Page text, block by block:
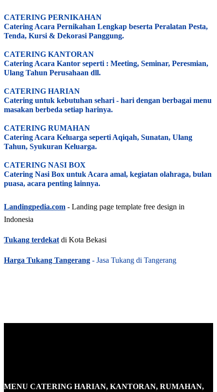
CATERING PERNIKAHAN
Catering Acara Pernikahan Lengkap beserta Peralatan Pesta,
Tenda, Kursi & Dekorasi Panggung.
CATERING KANTORAN
Catering Acara Kantor seperti : Meeting, Seminar, Peresmian,
Ulang Tahun Perusahaan dll.
CATERING HARIAN
Catering untuk kebutuhan sehari - hari dengan berbagai menu
masakan berbeda setiap harinya.
CATERING RUMAHAN
Catering Acara Keluarga seperti Aqiqah, Sunatan, Ulang
Tahun, Syukuran Keluarga.
CATERING NASI BOX
Catering Nasi Box untuk Acara amal, kegiatan olahraga, bulan
puasa, acara penting lainnya.
Landingpedia.com - Landing page template free design in
Indonesia
Tukang terdekatdi Kota Bekasi
Harga Tukang Tangerang - Jasa Tukang di Tangerang
MENU CATERING HARIAN, KANTORAN, RUMAHAN,